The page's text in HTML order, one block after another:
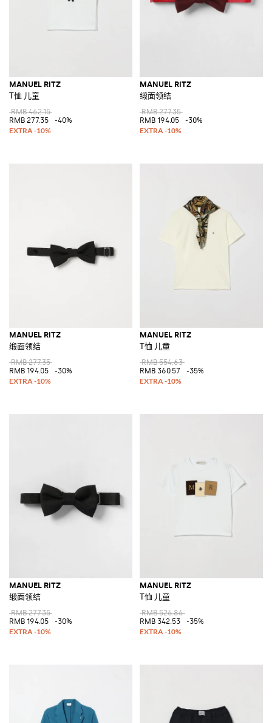
MANUEL RITZ
T恤 儿童
RMB 462.15
RMB 277.35
-40%
MANUEL RITZ
缎面领结
RMB 277.35
RMB 194.05
-30%
MANUEL RITZ
缎面领结
RMB 277.35
RMB 194.05
-30%
MANUEL RITZ
T恤 儿童
RMB 554.63
RMB 360.57
-35%
MANUEL RITZ
缎面领结
RMB 277.35
RMB 194.05
-30%
MANUEL RITZ
T恤 儿童
RMB 526.86
RMB 342.53
-35%